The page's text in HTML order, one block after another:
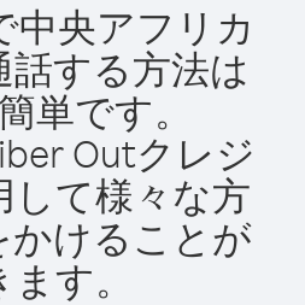
中央アフリカ
する方法は
単です。
Outクレジ
して様々な方
かけることが
す。